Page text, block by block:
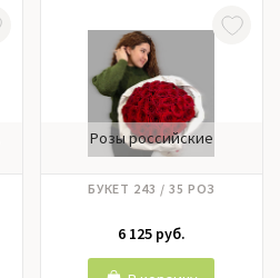
Розы российские
БУКЕТ 243 / 35 РОЗ
6 125 руб.